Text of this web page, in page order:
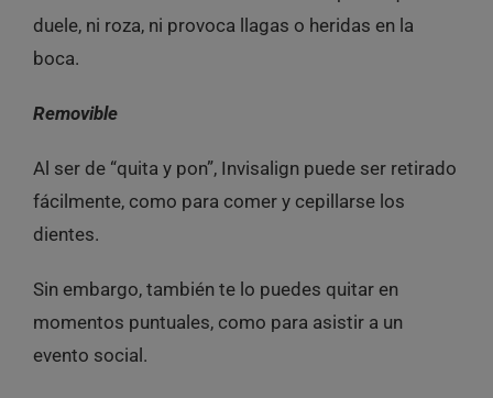
duele, ni roza, ni provoca llagas o heridas en la
boca.
Removible
Al ser de “quita y pon”, Invisalign puede ser retirado
fácilmente, como para comer y cepillarse los
dientes.
Sin embargo, también te lo puedes quitar en
momentos puntuales, como para asistir a un
evento social.